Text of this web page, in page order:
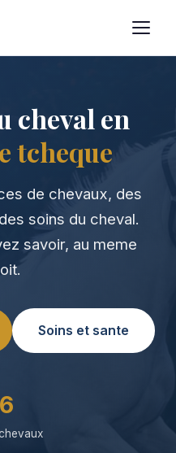
cheval en
tcheque
de chevaux, des
soins du cheval.
savoir, au meme
Soins et sante